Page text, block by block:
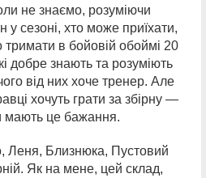
не знаємо, розуміючи
у сезоні, хто може приїхати,
в бойовій обоймі 20
добре знають та розуміють
від них хоче тренер. Але
хочуть грати за збірну —
мають це бажання.
Леня, Близнюка, Пустовий
Як на мене, цей склад,